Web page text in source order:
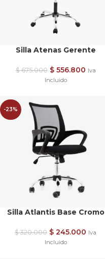
Silla Atenas Gerente
$675.000 $556.800 Iva
Incluido
-23%
Silla Atlantis Base Cromo
$320.000 $ 245.000 Iva
Incluido